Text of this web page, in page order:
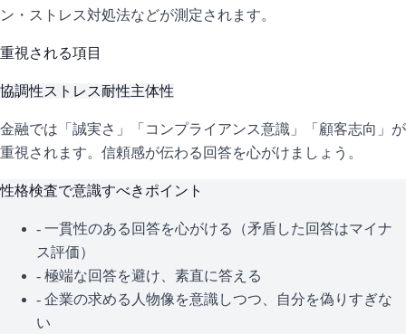
ン・ストレス対処法などが測定されます。
重視される項目
協調性ストレス耐性主体性
金融では「誠実さ」「コンプライアンス意識」「顧客志向」が
重視されます。信頼感が伝わる回答を心がけましょう。
性格検査で意識すべきポイント
- 一貫性のある回答を心がける（矛盾した回答はマイナ
ス評価）
- 極端な回答を避け、素直に答える
- 企業の求める人物像を意識しつつ、自分を偽りすぎな
い